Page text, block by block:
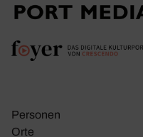
Personen
Orte